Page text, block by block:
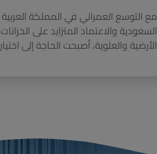
مع التوسع العمراني في المملكة العربية
السعودية والاعتماد المتزايد على الخزانات
الأرضية والعلوية، أصبحت الحاجة إلى اختيار